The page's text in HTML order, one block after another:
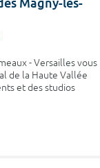
- Versailles vous
de la Haute Vallée
et des studios